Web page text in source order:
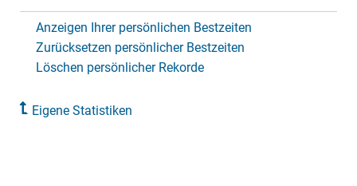
Anzeigen Ihrer persönlichen Bestzeiten
Zurücksetzen persönlicher Bestzeiten
Löschen persönlicher Rekorde
Eigene Statistiken